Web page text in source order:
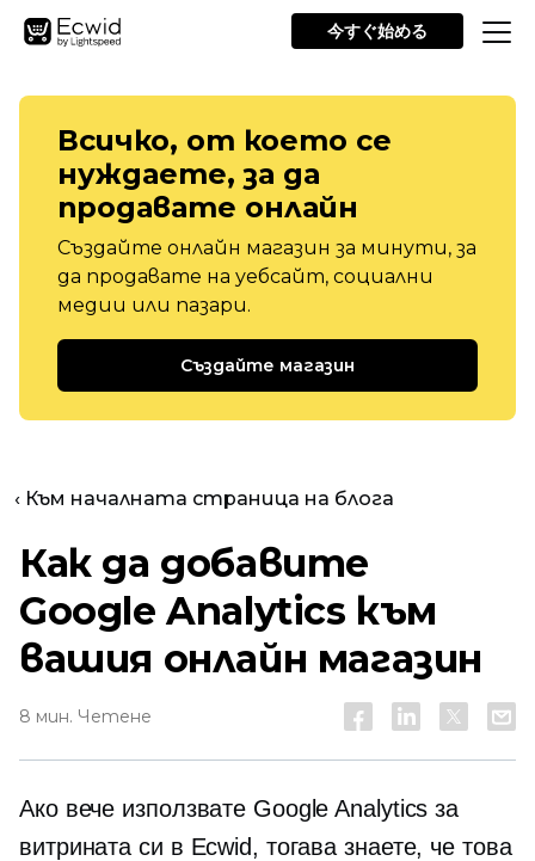
今すぐ始める
Всичко, от което се
нуждаете, за да
продавате онлайн
Създайте онлайн магазин за минути, за
да продавате на уебсайт, социални
медии или пазари.
Създайте магазин
‹ Към началната страница на блога
Как да добавите
Google Analytics към
вашия онлайн магазин
8 мин. Четене
Ако вече използвате Google Analytics за
витрината си в Ecwid, тогава знаете, че това